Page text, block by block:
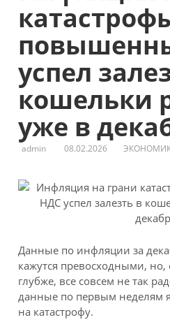
успел
кошельки
уже в
admin 08.02.2026
Данные по инфляции за
кажутся превосходными, но,
глубже, все совсем не так
данные по первым неделям
на катастрофу.